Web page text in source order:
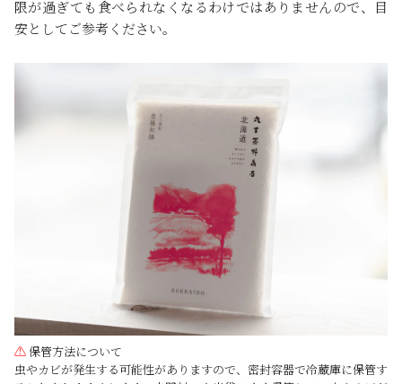
限が過ぎても食べられなくなるわけではありませんので、目
安としてご参考ください。
⚠保管方法について
虫やカビが発生する可能性がありますので、密封容器で冷蔵庫に保管す